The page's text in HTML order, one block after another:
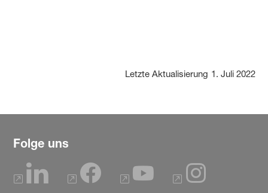
Letzte Aktualisierung 1. Juli 2022
Folge uns